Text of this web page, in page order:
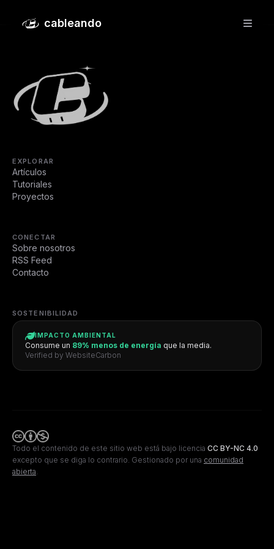
cableando
Slow Tech: el arte de desacelerar
EXPLORAR
Artículos
Tutoriales
Proyectos
CONECTAR
Sobre nosotros
RSS Feed
Contacto
SOSTENIBILIDAD
IMPACTO AMBIENTAL
Consume un 89% menos de energía que la media.
Verified by WebsiteCarbon
Todo el contenido de este sitio web está bajo licencia CC BY-NC 4.0
excepto que se diga lo contrario. Gestionado por una comunidad
abierta